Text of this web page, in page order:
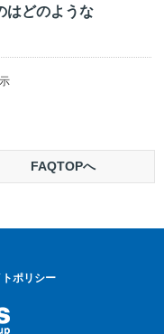
はどのような
FAQTOPへ
ポリシー